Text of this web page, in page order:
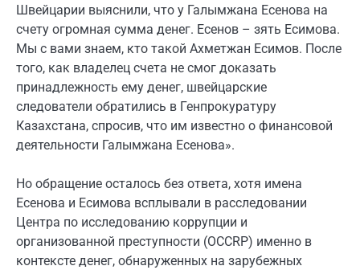
Швейцарии выяснили, что у Галымжана Есенова на
счету огромная сумма денег. Есенов – зять Есимова.
Мы с вами знаем, кто такой Ахметжан Есимов. После
того, как владелец счета не смог доказать
принадлежность ему денег, швейцарские
следователи обратились в Генпрокуратуру
Казахстана, спросив, что им известно о финансовой
деятельности Галымжана Есенова».
Но обращение осталось без ответа, хотя имена
Есенова и Есимова всплывали в расследовании
Центра по исследованию коррупции и
организованной преступности (OCCRP) именно в
контексте денег, обнаруженных на зарубежных